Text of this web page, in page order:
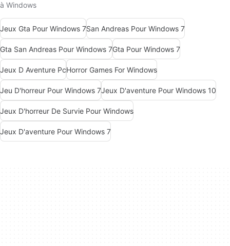
à Windows
Jeux Gta Pour Windows 7San Andreas Pour Windows 7
Gta San Andreas Pour Windows 7Gta Pour Windows 7
Jeux D Aventure PcHorror Games For Windows
Jeu D'horreur Pour Windows 7Jeux D'aventure Pour Windows 10
Jeux D'horreur De Survie Pour Windows
Jeux D'aventure Pour Windows 7